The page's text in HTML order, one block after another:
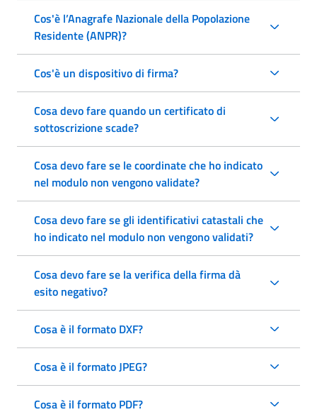
Cos'è l’Anagrafe Nazionale della Popolazione
Residente (ANPR)?
Cos'è un dispositivo di firma?
Cosa devo fare quando un certificato di
sottoscrizione scade?
Cosa devo fare se le coordinate che ho indicato
nel modulo non vengono validate?
Cosa devo fare se gli identificativi catastali che
ho indicato nel modulo non vengono validati?
Cosa devo fare se la verifica della firma dà
esito negativo?
Cosa è il formato DXF?
Cosa è il formato JPEG?
Cosa è il formato PDF?